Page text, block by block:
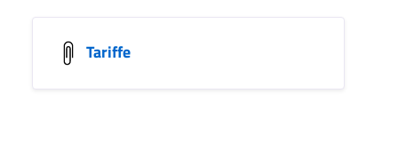
Tariffe